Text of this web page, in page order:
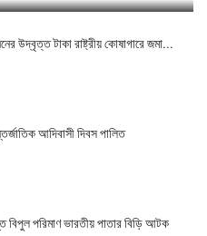
উদ্বৃত্ত টাকা রাষ্ট্রীয় কোষাগারে জমা...
আদিবাসী দিবস পালিত
বিপুল পরিমাণ ভারতীয় পাতার বিড়ি আটক